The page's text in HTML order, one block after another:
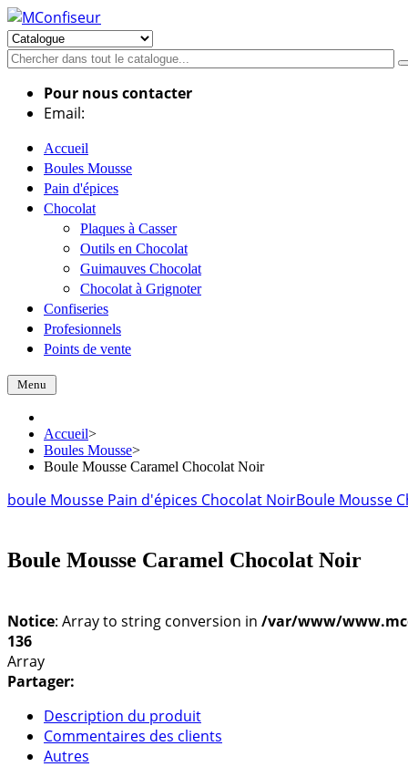
Pour nous contacter
Email:
Accueil
Boules Mousse
Pain d'épices
Chocolat
Plaques à Casser
Outils en Chocolat
Guimauves Chocolat
Chocolat à Grignoter
Confiseries
Profesionnels
Points de vente
Menu
Accueil>
Boules Mousse>
Boule Mousse Caramel Chocolat Noir
boule Mousse Pain d'épices Chocolat NoirBoule Mousse
Boule Mousse Caramel Chocolat Noir
Notice: Array to string conversion in /var/www/
136
Array
Partager:
Description du produit
Commentaires des clients
Autres